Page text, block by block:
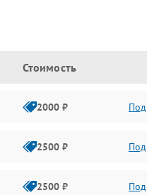
Стоимость
2000 ₽
2500 ₽
2500 ₽